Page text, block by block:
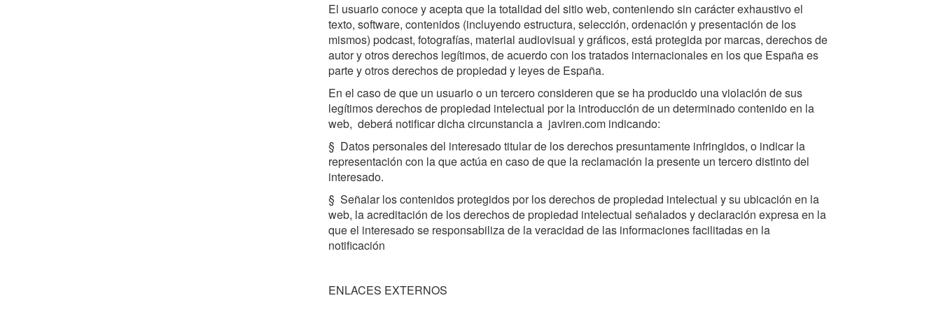
El usuario conoce y acepta que la totalidad del sitio web, conteniendo sin carácter exhaustivo el
texto, software, contenidos (incluyendo estructura, selección, ordenación y presentación de los
mismos) podcast, fotografías, material audiovisual y gráficos, está protegida por marcas, derechos de
autor y otros derechos legítimos, de acuerdo con los tratados internacionales en los que España es
parte y otros derechos de propiedad y leyes de España.
En el caso de que un usuario o un tercero consideren que se ha producido una violación de sus
legítimos derechos de propiedad intelectual por la introducción de un determinado contenido en la
web, deberá notificar dicha circunstancia a javiren.com indicando:
§ Datos personales del interesado titular de los derechos presuntamente infringidos, o indicar la
representación con la que actúa en caso de que la reclamación la presente un tercero distinto del
interesado.
§ Señalar los contenidos protegidos por los derechos de propiedad intelectual y su ubicación en la
web, la acreditación de los derechos de propiedad intelectual señalados y declaración expresa en la
que el interesado se responsabiliza de la veracidad de las informaciones facilitadas en la
notificación
ENLACES EXTERNOS